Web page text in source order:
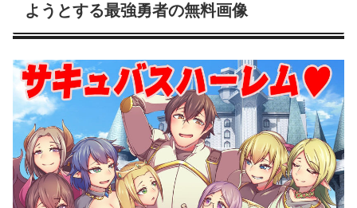
ようとする最強勇者の無料画像